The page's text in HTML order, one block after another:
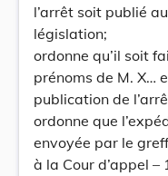
l’arrêt soit publié
législation;
ordonne qu’il soit
prénoms de M. X…
publication de
ordonne que
envoyée par le
à la Cour d’appel